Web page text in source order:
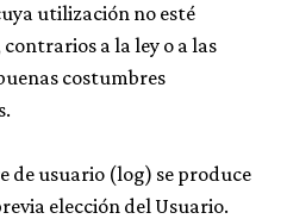
utilización no esté
a la ley o a las
costumbres
de usuario (log) se produce
elección del Usuario.